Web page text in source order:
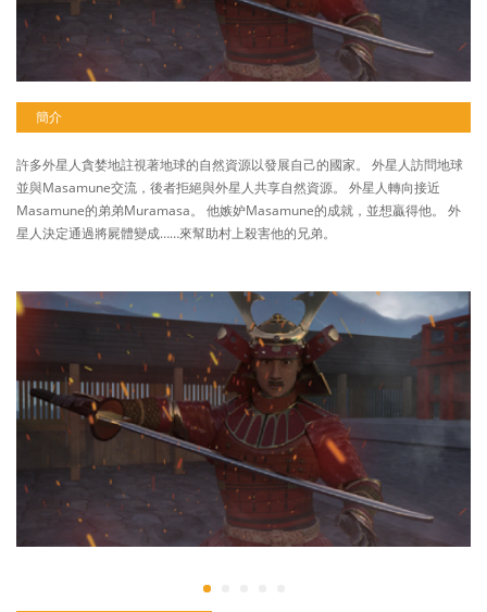
簡介
許多外星人貪婪地註視著地球的自然資源以發展自己的國家。 外星人訪問地球
並與Masamune交流，後者拒絕與外星人共享自然資源。 外星人轉向接近
Masamune的弟弟Muramasa。 他嫉妒Masamune的成就，並想贏得他。 外
星人決定通過將屍體變成……來幫助村上殺害他的兄弟。